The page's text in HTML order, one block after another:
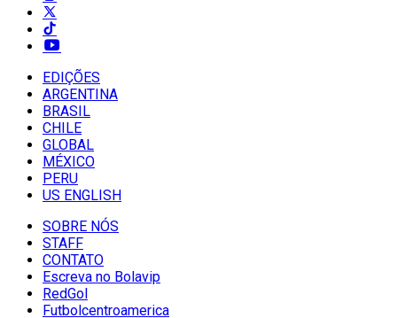
EDIÇÕES
ARGENTINA
BRASIL
CHILE
GLOBAL
MÉXICO
PERU
US ENGLISH
SOBRE NÓS
STAFF
CONTATO
Escreva no Bolavip
RedGol
Futbolcentroamerica